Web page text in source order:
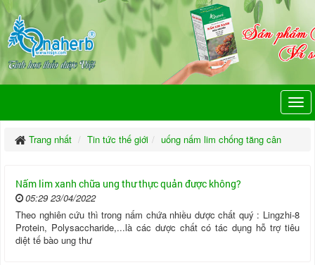
Trang nhất Tin tức thế giới uống nấm lim chống tăng cân
Nấm lim xanh chữa ung thư thực quản được không?
05:29 23/04/2022
Theo nghiên cứu thì trong nấm chứa nhiều dược chất quý : Lingzhi-8
Protein, Polysaccharide,...là các dược chất có tác dụng hỗ trợ tiêu
diệt tế bào ung thư